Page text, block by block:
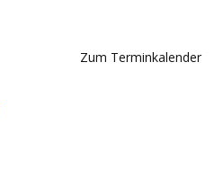
Zum Terminkalender